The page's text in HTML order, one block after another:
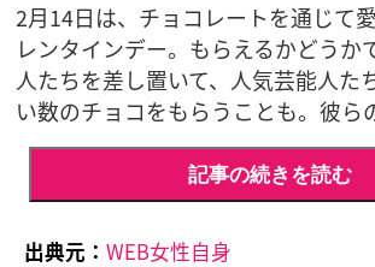
2月14日は、チョコレートを通じて
レンタインデー。もらえるかどうか
人たちを差し置いて、人気芸能人た
い数のチョコをもらうことも。彼ら
記事の続きを読む
出典元： WEB女性自身